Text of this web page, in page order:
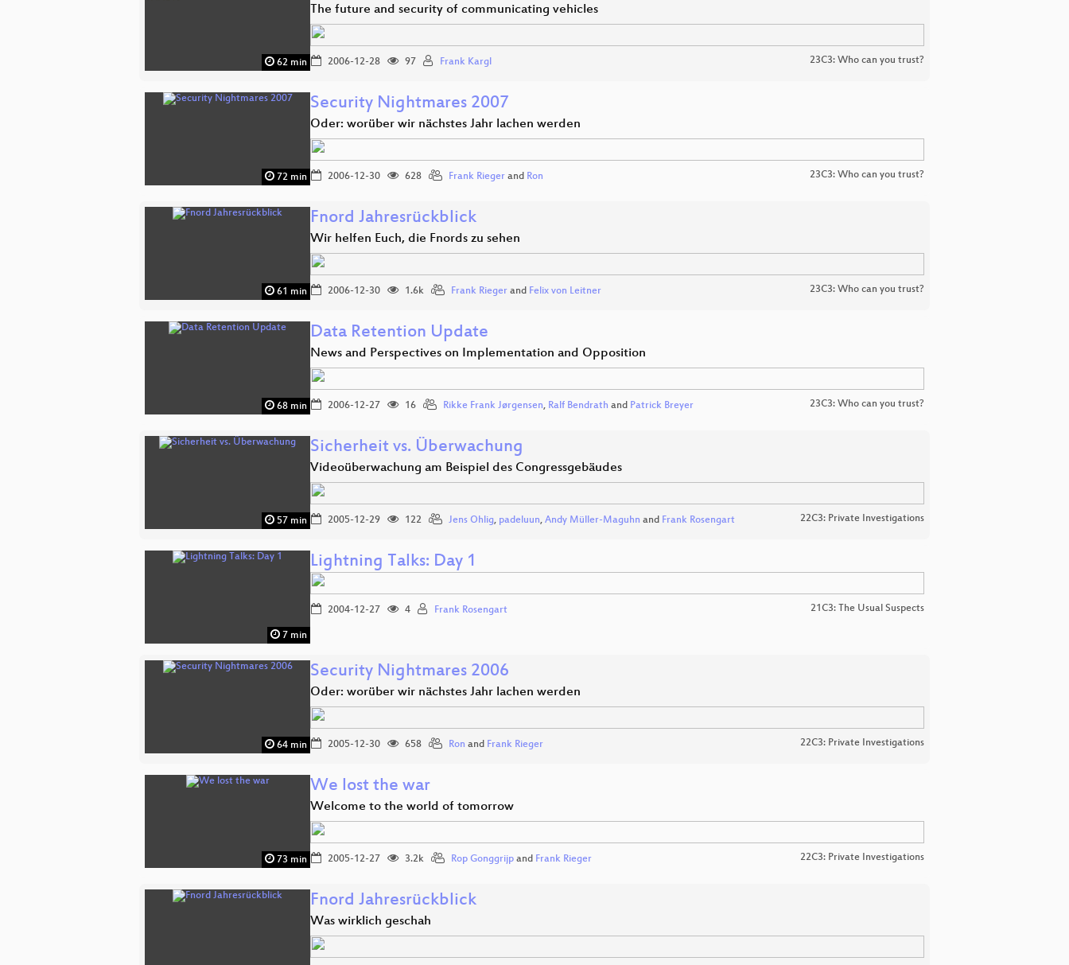
62 min
The future and security of communicating vehicles
2006-12-28 97 Frank Kargl 23C3: Who can you trust?
72 min
Security Nightmares 2007
Oder: worüber wir nächstes Jahr lachen werden
2006-12-30 628 Frank Rieger and Ron 23C3: Who can you trust?
61 min
Fnord Jahresrückblick
Wir helfen Euch, die Fnords zu sehen
2006-12-30 1.6k Frank Rieger and Felix von Leitner 23C3: Who can you trust?
68 min
Data Retention Update
News and Perspectives on Implementation and Opposition
2006-12-27 16 Rikke Frank Jørgensen, Ralf Bendrath and Patrick Breyer 23C3: Who can you trust?
57 min
Sicherheit vs. Überwachung
Videoüberwachung am Beispiel des Congressgebäudes
2005-12-29 122 Jens Ohlig, padeluun, Andy Müller-Maguhn and Frank Rosengart 22C3: Private Investigations
7 min
Lightning Talks: Day 1
2004-12-27 4 Frank Rosengart 21C3: The Usual Suspects
64 min
Security Nightmares 2006
Oder: worüber wir nächstes Jahr lachen werden
2005-12-30 658 Ron and Frank Rieger 22C3: Private Investigations
73 min
We lost the war
Welcome to the world of tomorrow
2005-12-27 3.2k Rop Gonggrijp and Frank Rieger 22C3: Private Investigations
Fnord Jahresrückblick
Was wirklich geschah